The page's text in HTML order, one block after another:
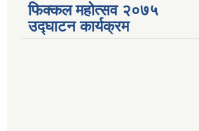
फिक्कल महोत्सव २०७५
उद्घाटन कार्यक्रम